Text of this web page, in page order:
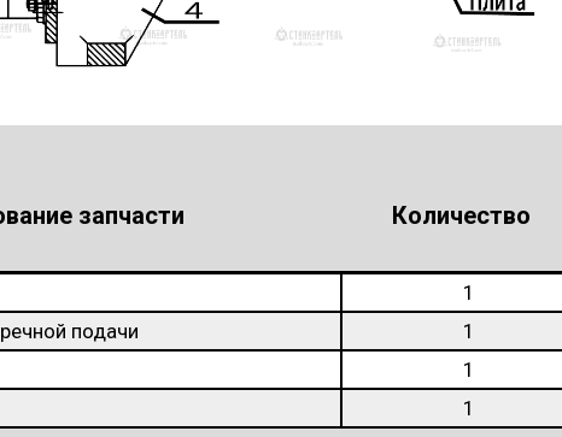
запчасти Количество
1
подачи
1
1
1